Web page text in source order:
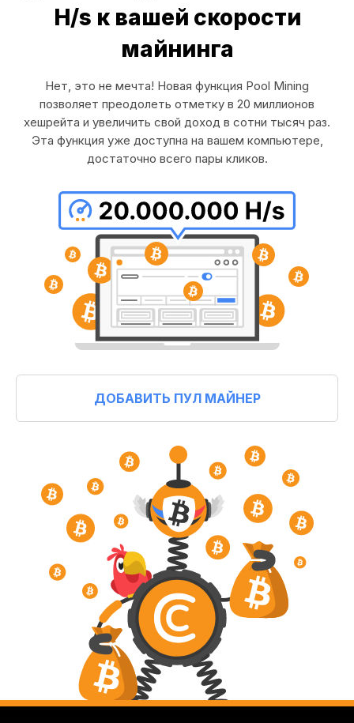
H/s к вашей скорости
майнинга
Нет, это не мечта! Новая функция Pool Mining
позволяет преодолеть отметку в 20 миллионов
хешрейта и увеличить свой доход в сотни тысяч раз.
Эта функция уже доступна на вашем компьютере,
достаточно всего пары кликов.
ДОБАВИТЬ ПУЛ МАЙНЕР